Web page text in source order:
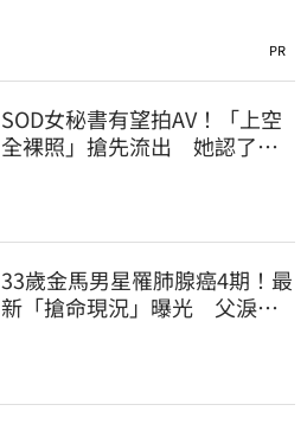
PR
SOD女秘書有望拍AV！「上空
全裸照」搶先流出 她認了：
33歲金馬男星罹肺腺癌4期！最
新「搶命現況」曝光 父淚